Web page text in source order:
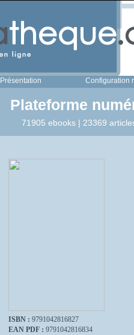
Présentation Configuration
Plateforme
71905 ebooks | 23369
ISBN : 9791042816827
EAN PDF : 9791042816834